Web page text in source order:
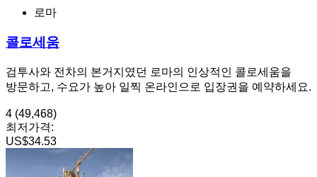
로마
콜로세움
검투사와 전차의 본거지였던 로마의 인상적인 콜로세움을
방문하고, 수요가 높아 일찍 온라인으로 입장권을 예약하세요.
4 (49,468)
최저가격:
US$34.53